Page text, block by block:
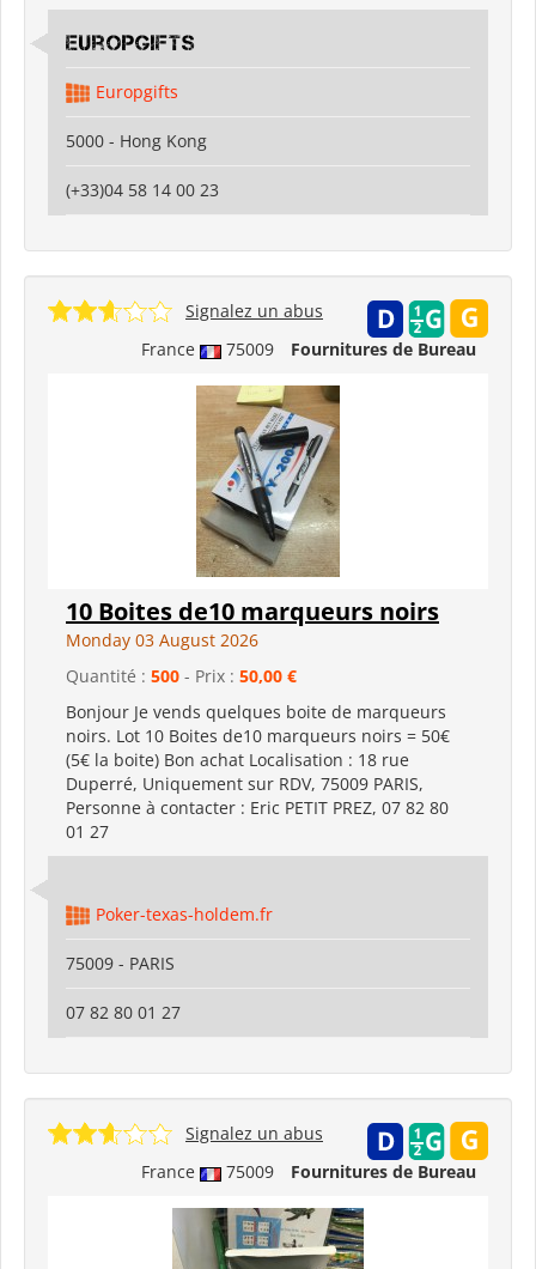
Europgifts
Europgifts
5000 - Hong Kong
(+33)04 58 14 00 23
France 75009 Fournitures de Bureau
Signalez un abus
10 Boites de10 marqueurs noirs
Monday 03 August 2026
Quantité : 500 - Prix : 50,00 €
Bonjour Je vends quelques boite de marqueurs
noirs. Lot 10 Boites de10 marqueurs noirs = 50€
(5€ la boite) Bon achat Localisation : 18 rue
Duperré, Uniquement sur RDV, 75009 PARIS,
Personne à contacter : Eric PETIT PREZ, 07 82 80
01 27
Poker-texas-holdem.fr
75009 - PARIS
07 82 80 01 27
France 75009 Fournitures de Bureau
Signalez un abus